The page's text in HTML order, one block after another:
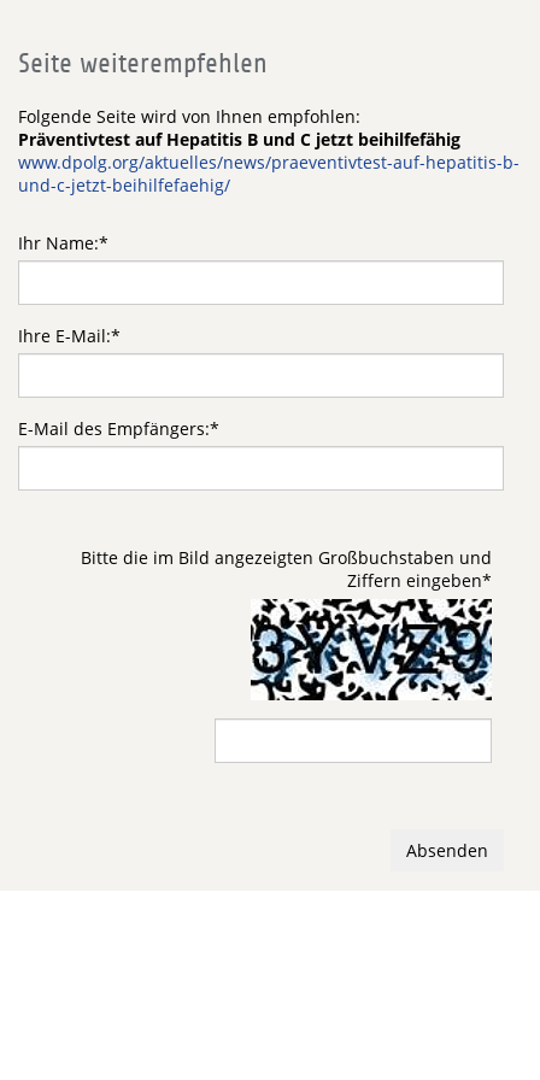
Seite weiterempfehlen
Folgende Seite wird von Ihnen empfohlen:
Präventivtest auf Hepatitis B und C jetzt beihilfefähig
www.dpolg.org/aktuelles/news/praeventivtest-auf-hepatitis-b-
und-c-jetzt-beihilfefaehig/
Ihr Name:*
Ihre E-Mail:*
E-Mail des Empfängers:*
Bitte die im Bild angezeigten Großbuchstaben und
Ziffern eingeben*
Absenden